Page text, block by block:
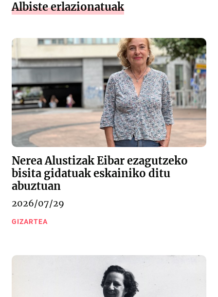
Albiste erlazionatuak
Nerea Alustizak Eibar ezagutzeko
bisita gidatuak eskainiko ditu
abuztuan
2026/07/29
GIZARTEA